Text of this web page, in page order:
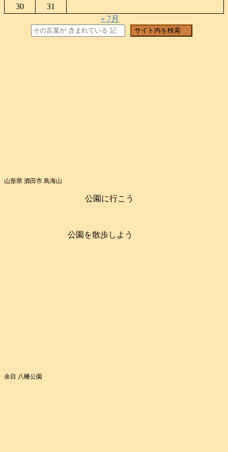
30
31
« 7月
サイト内を検索
山形県 酒田市 鳥海山
公園に行こう
公園を散歩しよう
余目 八幡公園